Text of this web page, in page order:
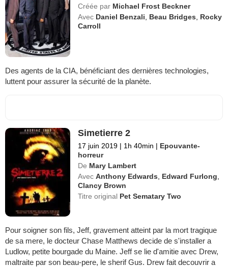
Créée par Michael Frost Beckner
Avec Daniel Benzali Beau Bridges
Rocky
Carroll
Des agents de la CIA, bénéficiant des dernières technologies,
luttent pour assurer la sécurité de la planète.
Simetierre 2
17 juin 2019 | 1h 40min | Epouvante-
horreur
De Mary Lambert
Avec Anthony Edwards Edward Furlong
Clancy Brown
Titre original Pet Sematary Two
Pour soigner son fils, Jeff, gravement atteint par la mort tragique
de sa mere, le docteur Chase Matthews decide de s'installer a
Ludlow, petite bourgade du Maine. Jeff se lie d'amitie avec Drew,
maltraite par son beau-pere, le sherif Gus. Drew fait decouvrir a